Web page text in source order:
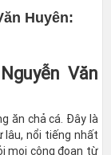
Huyên:
Văn
ăn chả cá. Đây là
lâu, nổi tiếng nhất
mọi công đoạn từ